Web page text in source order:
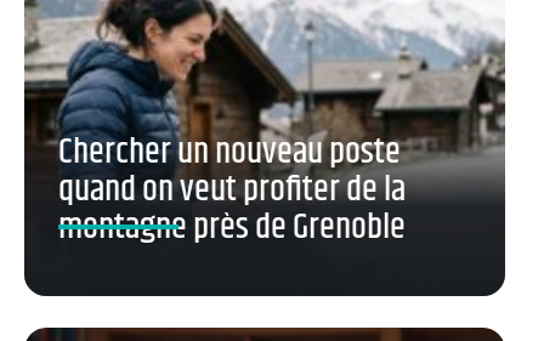
Chercher un nouveau poste
quand on veut profiter de la
montagne près de Grenoble